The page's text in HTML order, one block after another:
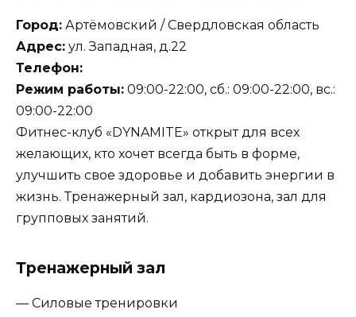
Город: Артёмовский / Свердловская область
Адрес: ул. Западная, д.22
Телефон:
Режим работы: 09:00-22:00, сб.: 09:00-22:00, вс.:
09:00-22:00
Фитнес-клуб «DYNAMITE» открыт для всех
желающих, кто хочет всегда быть в форме,
улучшить свое здоровье и добавить энергии в
жизнь. Тренажерный зал, кардиозона, зал для
групповых занятий.
Тренажерный зал
— Силовые тренировки